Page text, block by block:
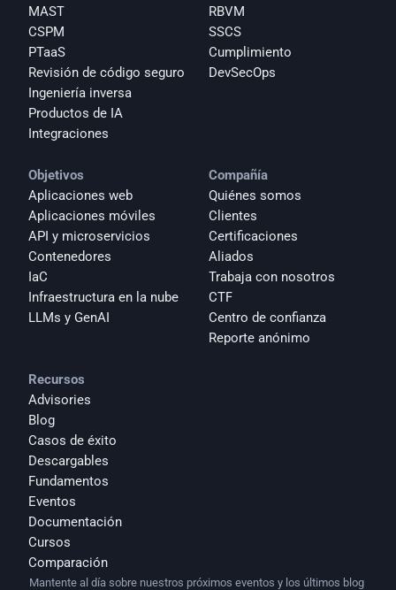
MAST
CSPM
PTaaS
Revisión de código seguro
Ingeniería inversa
Productos de IA
Integraciones
RBVM
SSCS
Cumplimiento
DevSecOps
Objetivos
Aplicaciones web
Aplicaciones móviles
API y microservicios
Contenedores
IaC
Infraestructura en la nube
LLMs y GenAI
Compañía
Quiénes somos
Clientes
Certificaciones
Aliados
Trabaja con nosotros
CTF
Centro de confianza
Reporte anónimo
Recursos
Advisories
Blog
Casos de éxito
Descargables
Fundamentos
Eventos
Documentación
Cursos
Comparación
Mantente al día sobre nuestros próximos eventos y los últimos blog